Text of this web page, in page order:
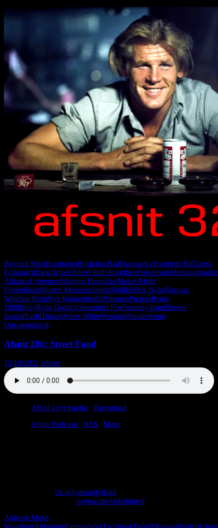
Beyond MeatBornholmBreaking BadDanmarks Hurtigste BilDansk
FolkepartiDækDriveElbilerFilmFilmstribenFolkemødeHerning
AllianceLytterpostMagnus HeunickeMakrelMette
FrederiksenMorten MesserschmidtNetflixNick NolteNicolas
Winding RefnNye BorgerligeØlPattegrisProteinRema
1000RevyRyan GoslingSamantha FoxSønderjyllandSteven
SeagalSushiTitaneWalter WhiteWarriorWunderbaum
Uncategorized
Afsnit 286: Street Food
13/10/2021 admin
Afspil i nyt vindue Download
Apple Podcasts RSS
More
bit.ly/lydenafjylland
paypal.me/virkelighed
Aalborg Metal
MarathonAirbourneCompulsoryFacebookFadølFlextaxa